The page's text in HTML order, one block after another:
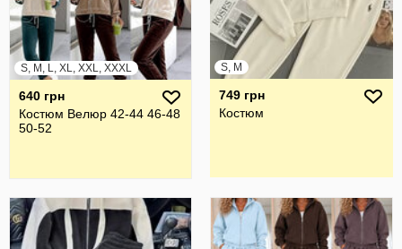
S, M, L, XL, XXL, XXXL
640 грн
Костюм Велюр 42-44 46-48
50-52
S, M
749 грн
Костюм